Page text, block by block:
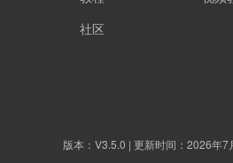
社区
版本： V3.5.0 | 更新时间：2026年